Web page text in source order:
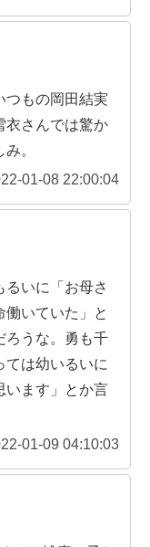
つもの岡田結実
衣さんでは驚か
。
01-08 22:00:04
いに「お母さ
働いていた」と
ろうな。勇も千
ては幼いるいに
います」とか言
01-09 04:10:03